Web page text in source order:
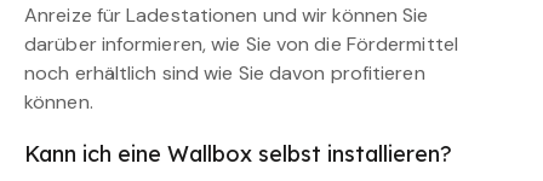
Anreize für Ladestationen und wir können Sie
darüber informieren, wie Sie von die Fördermittel
noch erhältlich sind wie Sie davon profitieren
können.
Kann ich eine Wallbox selbst installieren?